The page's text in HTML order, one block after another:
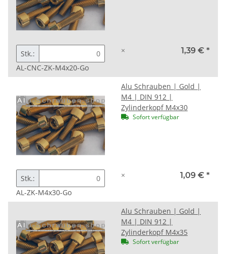
Stk.:
AL-CNC-ZK-M4x20-Go
× 1,39 € *
Alu Schrauben | Gold |
M4 | DIN 912 |
Zylinderkopf M4x30
Sofort verfügbar
Stk.:
AL-ZK-M4x30-Go
× 1,09 € *
Alu Schrauben | Gold |
M4 | DIN 912 |
Zylinderkopf M4x35
Sofort verfügbar